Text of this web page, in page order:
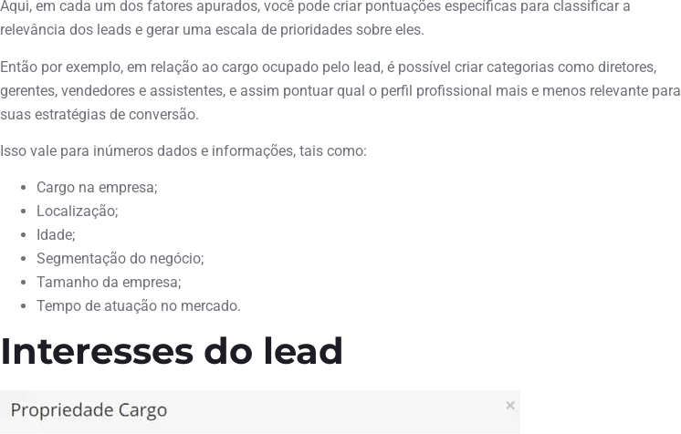
Aqui, em cada um dos fatores apurados, você pode criar pontuações específicas para classificar a
relevância dos leads e gerar uma escala de prioridades sobre eles.
Então por exemplo, em relação ao cargo ocupado pelo lead, é possível criar categorias como diretores,
gerentes, vendedores e assistentes, e assim pontuar qual o perfil profissional mais e menos relevante para
suas estratégias de conversão.
Isso vale para inúmeros dados e informações, tais como:
Cargo na empresa;
Localização;
Idade;
Segmentação do negócio;
Tamanho da empresa;
Tempo de atuação no mercado.
Interesses do lead